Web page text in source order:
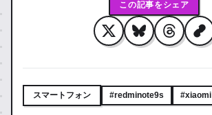
この記事をシェア
スマートフォン #redminote9s #xiaomi